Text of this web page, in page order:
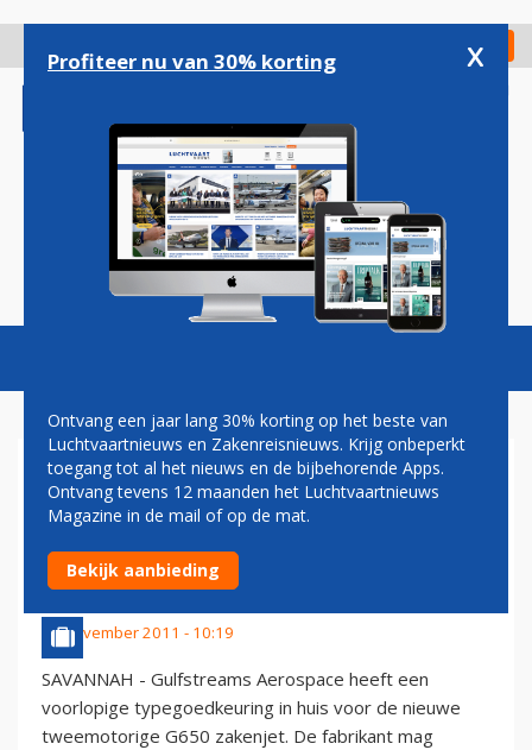
gaan
Check in
Magazine Podcasts Vacatures
GULFSTREAM G650 KRIJGT
VOORLOPIGE
TYPEGOEDKEURING
26 november 2011 - 10:19
SAVANNAH - Gulfstreams Aerospace heeft een
voorlopige typegoedkeuring in huis voor de nieuwe
tweemotorige G650 zakenjet. De fabrikant mag
Profiteer nu van 30% korting x
Ontvang een jaar lang 30% korting op het beste van
Luchtvaartnieuws en Zakenreisnieuws. Krijg onbeperkt
toegang tot al het nieuws en de bijbehorende Apps.
Ontvang tevens 12 maanden het Luchtvaartnieuws
Magazine in de mail of op de mat.
Bekijk aanbieding